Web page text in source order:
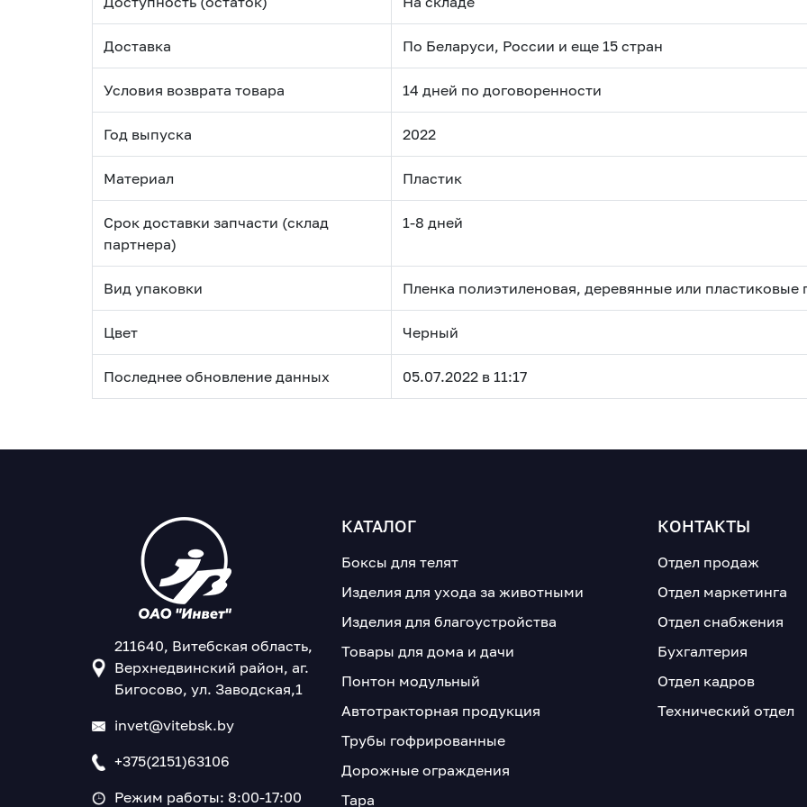
Доставка По Беларуси, России и еще 15 стран
Условия возврата товара 14 дней по договоренности
Год выпуска 2022
Материал Пластик
Срок доставки запчасти (склад
партнера)
1-8 дней
Вид упаковки Пленка полиэтиленовая, деревянные или пластиковые
Цвет Черный
Последнее обновление данных 05.07.2022 в 11:17
211640, Витебская область,
Верхнедвинский район, аг.
Бигосово, ул. Заводская,1
invet@vitebsk.by
+375(2151)63106
Режим работы: 8:00-17:00
КАТАЛОГ
Боксы для телят
Изделия для ухода за животными
Изделия для благоустройства
Товары для дома и дачи
Понтон модульный
Автотракторная продукция
Трубы гофрированные
Дорожные ограждения
Тара
КОНТАКТЫ
Отдел продаж
Отдел маркетинга
Отдел снабжения
Бухгалтерия
Отдел кадров
Технический отдел